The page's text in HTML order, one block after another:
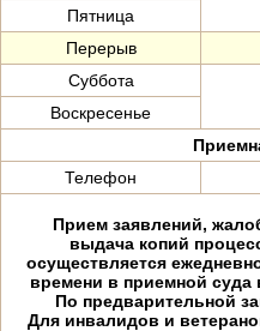
Пятница
Перерыв
Суббота
Воскресенье
Телефон
Прием заявлений,
выдача копий
осуществляется
времени в приемной суда
По предварительной
Для инвалидов и